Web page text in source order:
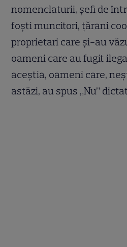
nomenclaturii, şefi de
foşti muncitori, ţărani
proprietari care şi-au
oameni care au fugit
aceştia, oameni care,
astăzi, au spus „Nu”